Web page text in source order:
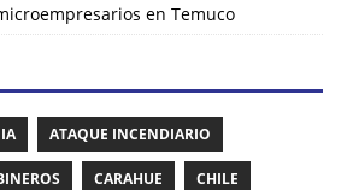
en Temuco
ATAQUE INCENDIARIO
CARAHUE CHILE